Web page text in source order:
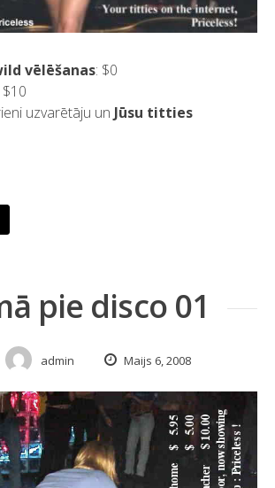
vēlēšanas: $0
uzvarētāju un Jūsu titties
pie disco 01
admin Maijs 6, 2008